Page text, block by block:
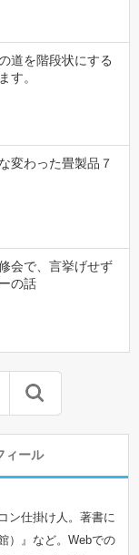
道を階段状にする
す。
変わった畳製品７
会で、言挙げせず
の話
ィール
ン仕掛け人。著書に
）』など。Webでの